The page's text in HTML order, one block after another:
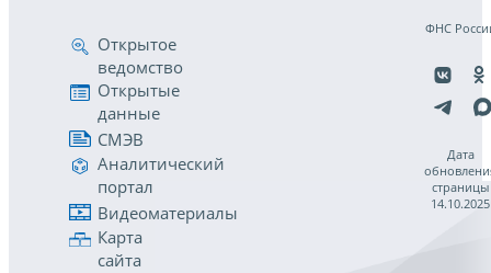
Открытое
ведомство
Открытые
данные
СМЭВ
Аналитический
портал
Видеоматериалы
Карта
сайта
ФНС
Дата
страницы
14.10.2025